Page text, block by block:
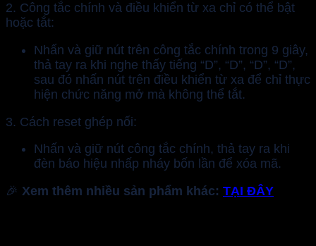
2. Công tắc chính và điều khiển từ xa chỉ có thể bật
hoặc tắt:
Nhấn và giữ nút trên công tắc chính trong 9 giây,
thả tay ra khi nghe thấy tiếng “D”, “D”, “D”, “D”,
sau đó nhấn nút trên điều khiển từ xa để chỉ thực
hiện chức năng mở mà không thể tắt.
3. Cách reset ghép nối:
Nhấn và giữ nút công tắc chính, thả tay ra khi
đèn báo hiệu nhấp nháy bốn lần để xóa mã.
🎉 Xem thêm nhiều sản phẩm khác: TẠI ĐÂY